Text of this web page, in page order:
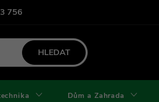
756
ochrany osobních údajů a cookies
HLEDAT
Dům a Zahrada